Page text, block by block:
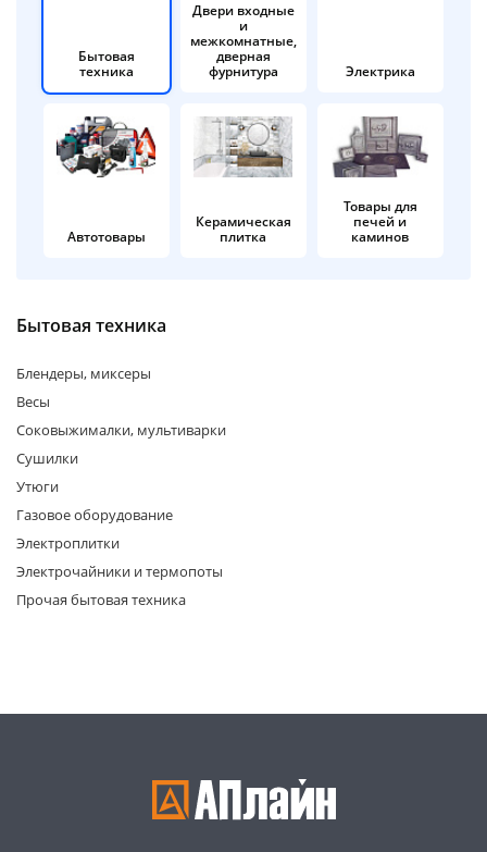
Бытовая
техника
Двери входные
и
межкомнатные,
дверная
фурнитура
Электрика
Автотовары
Керамическая
плитка
Товары для
печей и
каминов
Бытовая техника
Блендеры, миксеры
Весы
Соковыжималки, мультиварки
Сушилки
Утюги
Газовое оборудование
Электроплитки
Электрочайники и термопоты
Прочая бытовая техника
раз в 2
недели
Остались вопросы?
8 800 302-02-51
plait.ru